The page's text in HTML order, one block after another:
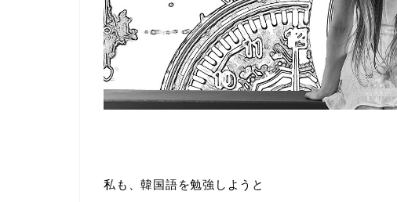
私も、韓国語を勉強しようと